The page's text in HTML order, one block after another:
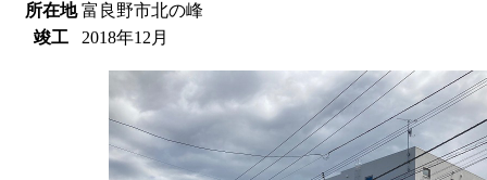
所在地 富良野市北の峰
竣工
2018年12月